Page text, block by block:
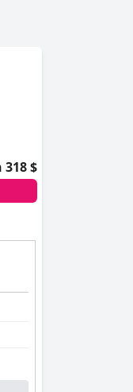
318 $